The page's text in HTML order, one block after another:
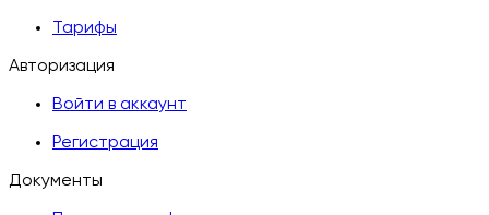
Тарифы
Авторизация
Войти в аккаунт
Регистрация
Документы